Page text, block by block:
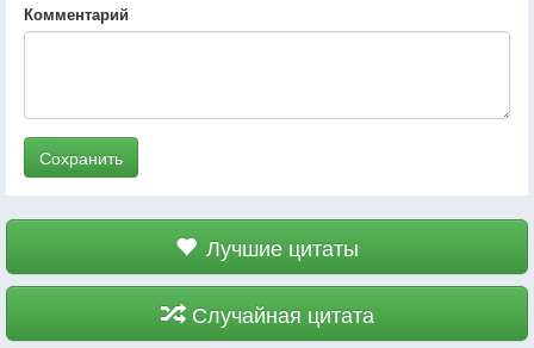
Комментарий
Сохранить
Лучшие цитаты
Случайная цитата